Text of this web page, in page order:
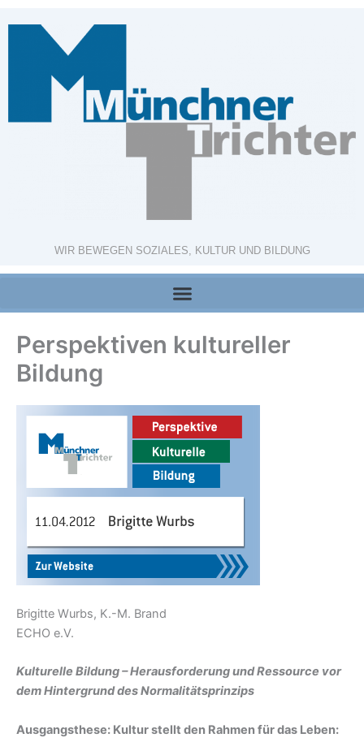
Inhalt
springen
WIR BEWEGEN SOZIALES, KULTUR UND BILDUNG
Perspektiven kultureller
Bildung
Brigitte Wurbs, K.-M. Brand
ECHO e.V.
Kulturelle Bildung – Herausforderung und Ressource vor
dem Hintergrund des Normalitätsprinzips
Ausgangsthese: Kultur stellt den Rahmen für das Leben: